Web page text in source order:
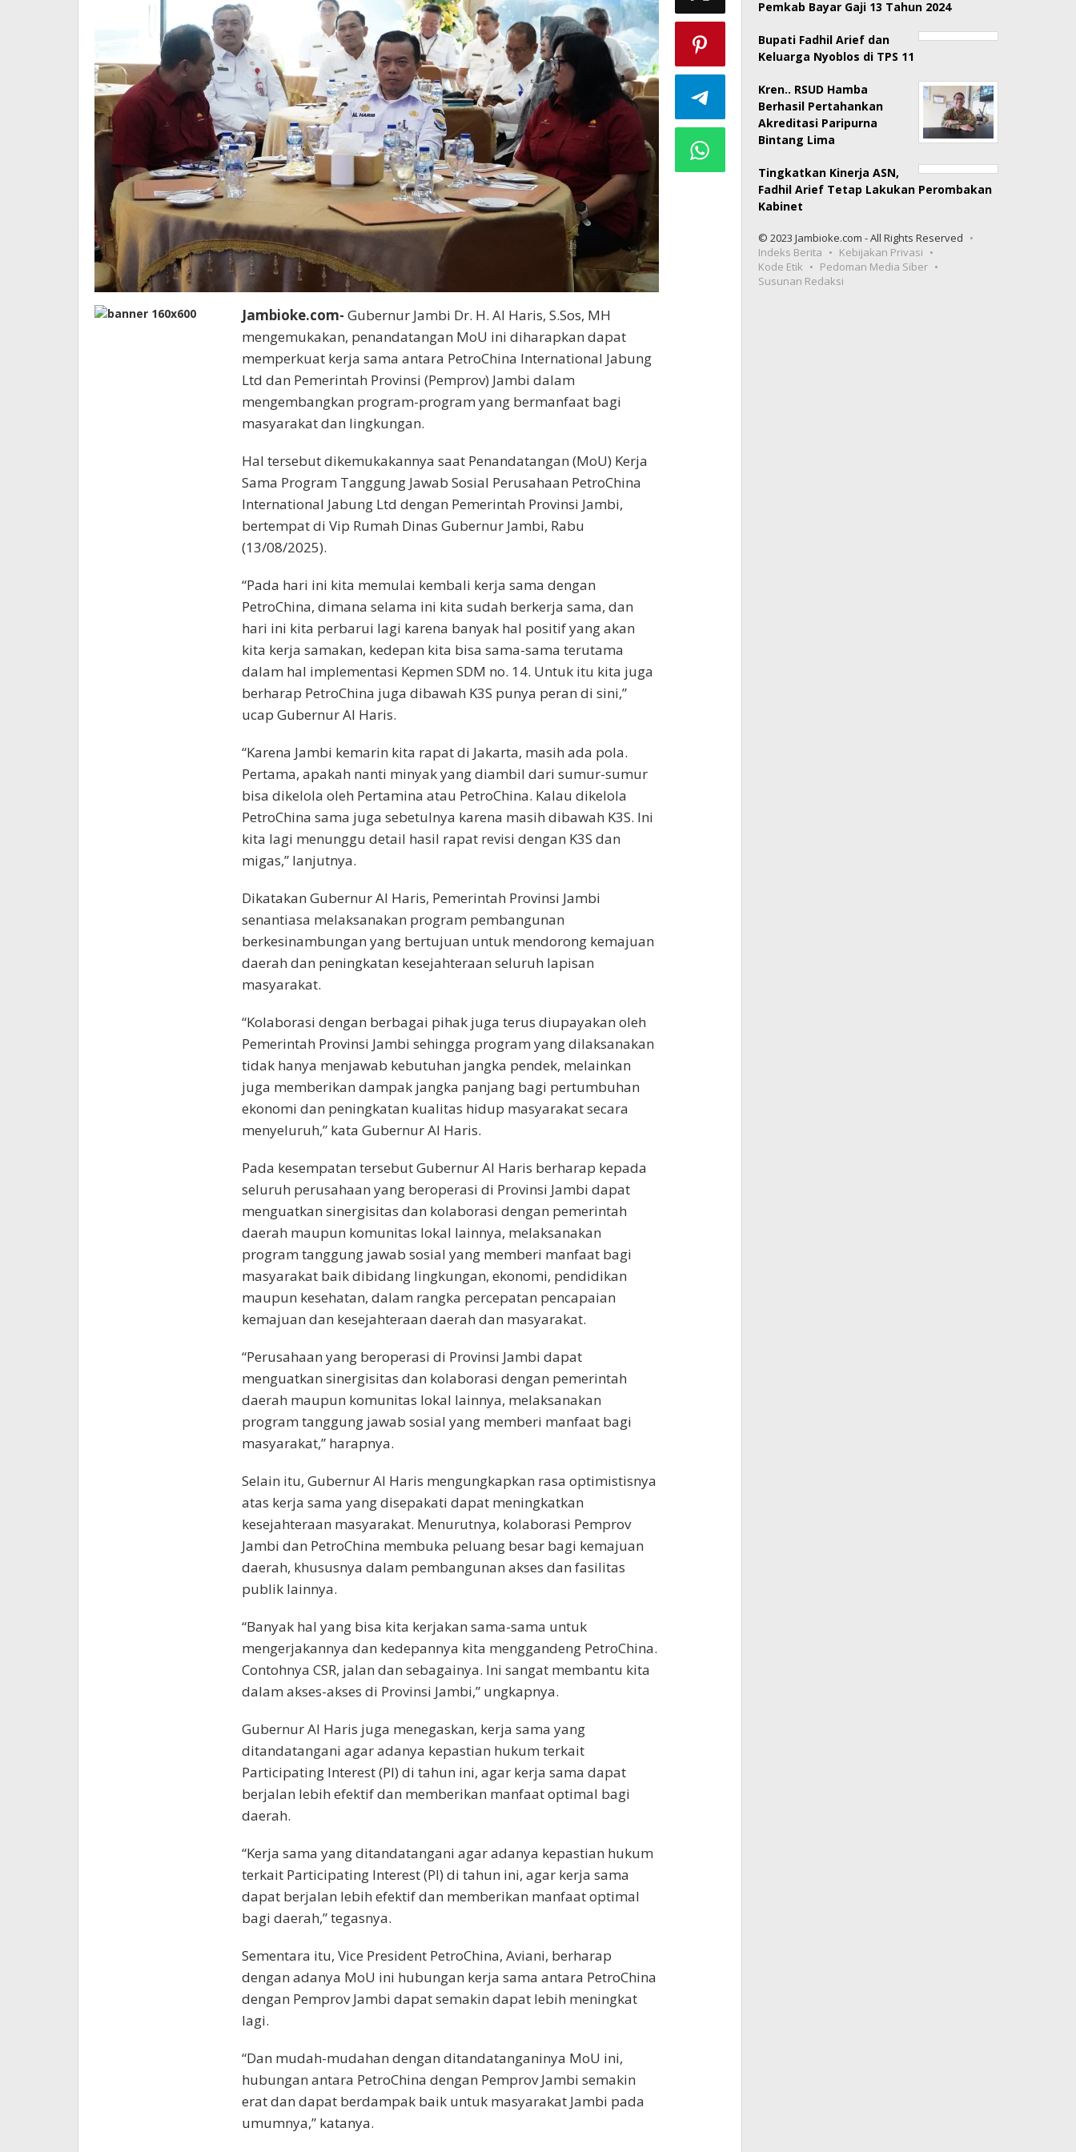
Jambioke.com- Gubernur Jambi Dr. H. Al Haris, S.Sos, MH
mengemukakan, penandatangan MoU ini diharapkan dapat
memperkuat kerja sama antara PetroChina International Jabung
Ltd dan Pemerintah Provinsi (Pemprov) Jambi dalam
mengembangkan program-program yang bermanfaat bagi
masyarakat dan lingkungan.
Hal tersebut dikemukakannya saat Penandatangan (MoU) Kerja
Sama Program Tanggung Jawab Sosial Perusahaan PetroChina
International Jabung Ltd dengan Pemerintah Provinsi Jambi,
bertempat di Vip Rumah Dinas Gubernur Jambi, Rabu
(13/08/2025).
“Pada hari ini kita memulai kembali kerja sama dengan
PetroChina, dimana selama ini kita sudah berkerja sama, dan
hari ini kita perbarui lagi karena banyak hal positif yang akan
kita kerja samakan, kedepan kita bisa sama-sama terutama
dalam hal implementasi Kepmen SDM no. 14. Untuk itu kita juga
berharap PetroChina juga dibawah K3S punya peran di sini,”
ucap Gubernur Al Haris.
“Karena Jambi kemarin kita rapat di Jakarta, masih ada pola.
Pertama, apakah nanti minyak yang diambil dari sumur-sumur
bisa dikelola oleh Pertamina atau PetroChina. Kalau dikelola
PetroChina sama juga sebetulnya karena masih dibawah K3S. Ini
kita lagi menunggu detail hasil rapat revisi dengan K3S dan
migas,” lanjutnya.
Dikatakan Gubernur Al Haris, Pemerintah Provinsi Jambi
senantiasa melaksanakan program pembangunan
berkesinambungan yang bertujuan untuk mendorong kemajuan
daerah dan peningkatan kesejahteraan seluruh lapisan
masyarakat.
“Kolaborasi dengan berbagai pihak juga terus diupayakan oleh
Pemerintah Provinsi Jambi sehingga program yang dilaksanakan
tidak hanya menjawab kebutuhan jangka pendek, melainkan
juga memberikan dampak jangka panjang bagi pertumbuhan
ekonomi dan peningkatan kualitas hidup masyarakat secara
menyeluruh,” kata Gubernur Al Haris.
Pada kesempatan tersebut Gubernur Al Haris berharap kepada
seluruh perusahaan yang beroperasi di Provinsi Jambi dapat
menguatkan sinergisitas dan kolaborasi dengan pemerintah
daerah maupun komunitas lokal lainnya, melaksanakan
program tanggung jawab sosial yang memberi manfaat bagi
masyarakat baik dibidang lingkungan, ekonomi, pendidikan
maupun kesehatan, dalam rangka percepatan pencapaian
kemajuan dan kesejahteraan daerah dan masyarakat.
“Perusahaan yang beroperasi di Provinsi Jambi dapat
menguatkan sinergisitas dan kolaborasi dengan pemerintah
daerah maupun komunitas lokal lainnya, melaksanakan
program tanggung jawab sosial yang memberi manfaat bagi
masyarakat,” harapnya.
Selain itu, Gubernur Al Haris mengungkapkan rasa optimistisnya
atas kerja sama yang disepakati dapat meningkatkan
kesejahteraan masyarakat. Menurutnya, kolaborasi Pemprov
Jambi dan PetroChina membuka peluang besar bagi kemajuan
daerah, khususnya dalam pembangunan akses dan fasilitas
publik lainnya.
“Banyak hal yang bisa kita kerjakan sama-sama untuk
mengerjakannya dan kedepannya kita menggandeng PetroChina.
Contohnya CSR, jalan dan sebagainya. Ini sangat membantu kita
dalam akses-akses di Provinsi Jambi,” ungkapnya.
Gubernur Al Haris juga menegaskan, kerja sama yang
ditandatangani agar adanya kepastian hukum terkait
Participating Interest (PI) di tahun ini, agar kerja sama dapat
berjalan lebih efektif dan memberikan manfaat optimal bagi
daerah.
“Kerja sama yang ditandatangani agar adanya kepastian hukum
terkait Participating Interest (PI) di tahun ini, agar kerja sama
dapat berjalan lebih efektif dan memberikan manfaat optimal
bagi daerah,” tegasnya.
Sementara itu, Vice President PetroChina, Aviani, berharap
dengan adanya MoU ini hubungan kerja sama antara PetroChina
dengan Pemprov Jambi dapat semakin dapat lebih meningkat
lagi.
“Dan mudah-mudahan dengan ditandatanganinya MoU ini,
hubungan antara PetroChina dengan Pemprov Jambi semakin
erat dan dapat berdampak baik untuk masyarakat Jambi pada
umumnya,” katanya.
Pemkab Bayar Gaji 13 Tahun 2024
Bupati Fadhil Arief dan
Keluarga Nyoblos di TPS 11
Kren.. RSUD Hamba
Berhasil Pertahankan
Akreditasi Paripurna
Bintang Lima
Tingkatkan Kinerja ASN,
Fadhil Arief Tetap Lakukan Perombakan
Kabinet
© 2023 Jambioke.com - All Rights Reserved
Indeks Berita
Kebijakan Privasi
Kode Etik
Pedoman Media Siber
Susunan Redaksi